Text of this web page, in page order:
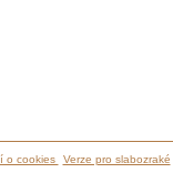
o cookies Verze pro slabozraké